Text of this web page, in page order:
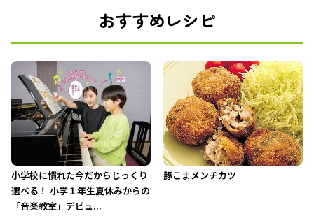
おすすめレシピ
小学校に慣れた今だからじっくり
選べる！ 小学１年生夏休みからの
「音楽教室」デビュ...
豚こまメンチカツ